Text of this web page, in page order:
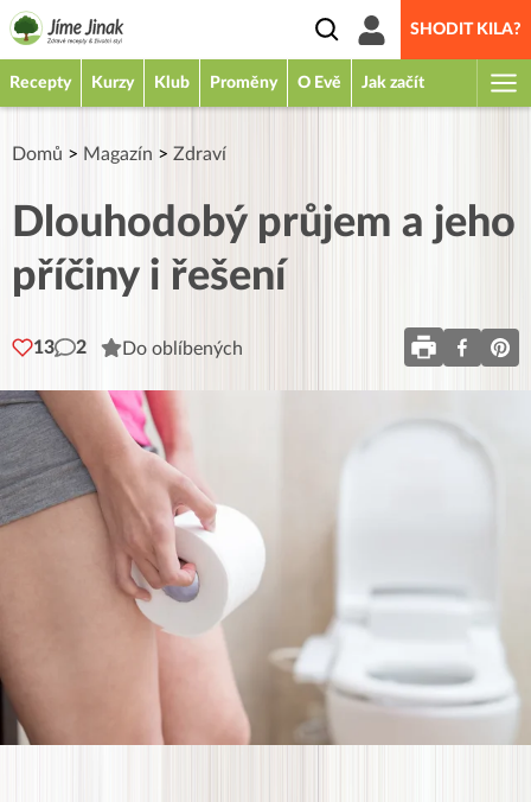
SHODIT KILA?
Recepty Kurzy Klub Proměny O Evě Jak začít
Domů > Magazín > Zdraví
Dlouhodobý průjem a jeho
příčiny i řešení
13 2 Do oblíbených